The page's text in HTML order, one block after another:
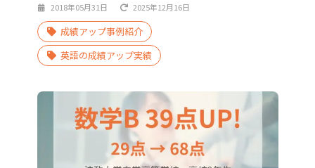
2018年05月31日 2025年12月16日
成績アップ事例紹介
英語の成績アップ実績